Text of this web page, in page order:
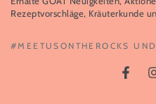
Rezeptvorschläge, Kräuterkunde
#MEETUSONTHEROCKS